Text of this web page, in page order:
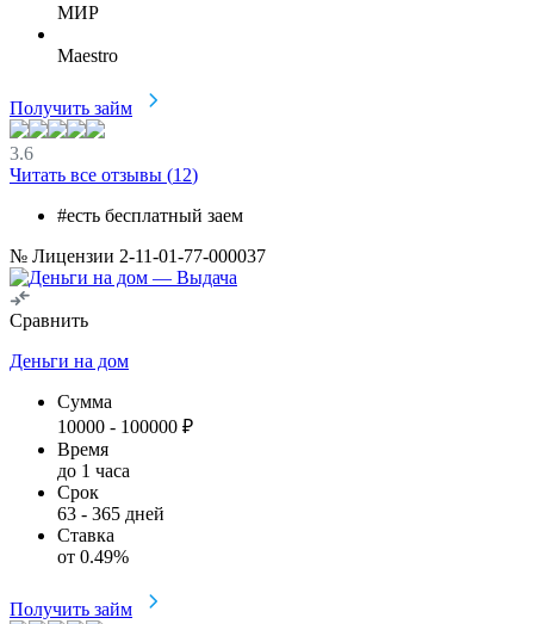
МИР
Maestro
Получить займ
3.6
Читать все отзывы (12)
#есть бесплатный заем
№ Лицензии 2-11-01-77-000037
Сравнить
Деньги на дом
Сумма
10000 - 100000 ₽
Время
до 1 часа
Срок
63 - 365 дней
Ставка
от 0.49%
Получить займ